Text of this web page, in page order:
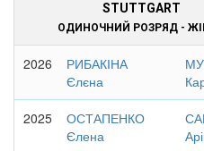
STUTTGART
ОДИНОЧНИЙ РОЗРЯД -
2026
РИБАКІНА
Єлєна
2025
ОСТАПЕНКО
Єлена